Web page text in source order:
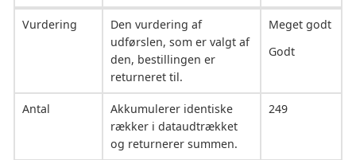
Vurdering
Den vurdering af
udførslen, som er valgt af
den, bestillingen er
returneret til.
Meget godt
Godt
Antal
Akkumulerer identiske
rækker i dataudtrækket
og returnerer summen.
249